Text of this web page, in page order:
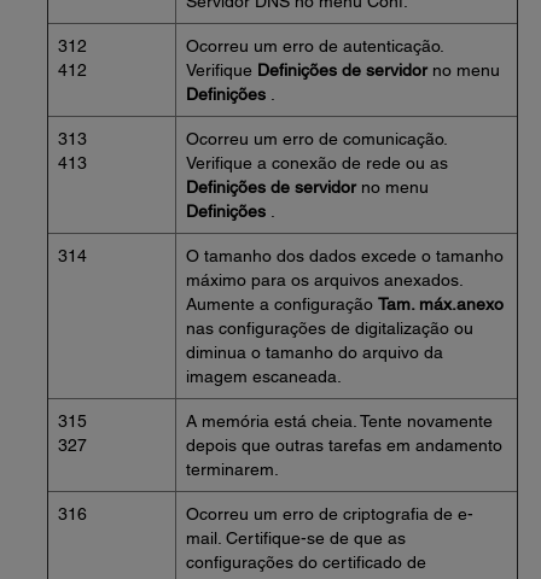
312
412
Ocorreu um erro de autenticação.
Verifique Definições de servidorno menu
Definições
313
413
Ocorreu um erro de comunicação.
Verifique a conexão de rede ou as
Definições de servidorno menu
Definições
314
O tamanho dos dados excede o tamanho
máximo para os arquivos anexados.
Aumente a configuração Tam. máx.anexo
nas configurações de digitalização ou
diminua o tamanho do arquivo da
imagem escaneada.
315
327
A memória está cheia. Tente novamente
depois que outras tarefas em andamento
terminarem.
316
Ocorreu um erro de criptografia de e-
mail. Certifique-se de que as
configurações do certificado de